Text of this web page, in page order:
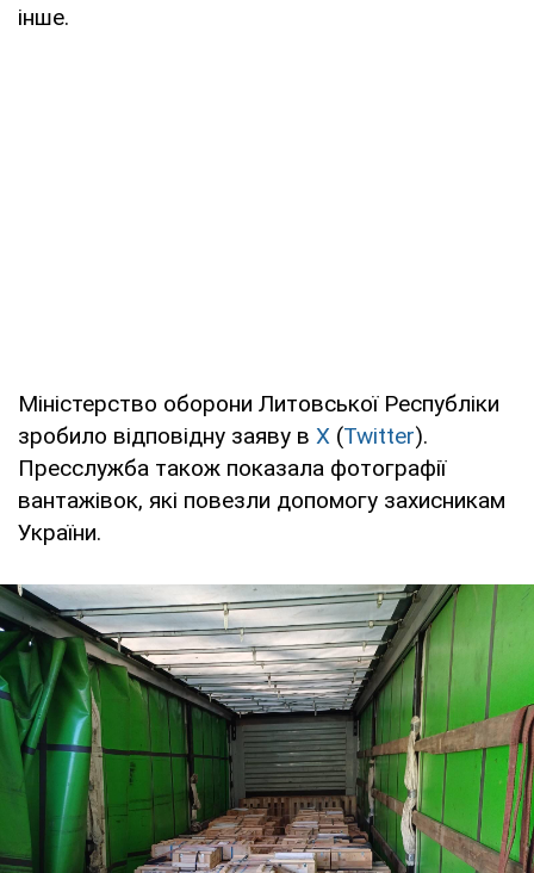
інше.
Міністерство оборони Литовської Республіки
зробило відповідну заяву в X (Twitter).
Пресслужба також показала фотографії
вантажівок, які повезли допомогу захисникам
України.